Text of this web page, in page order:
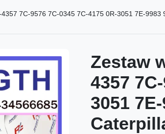
7C-9576 7C-0345 7C-4175 0R-3051 7E-
Zestaw
4357
3051